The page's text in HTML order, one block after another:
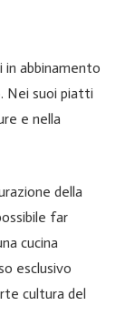
in abbinamento
Nei suoi piatti
e nella
della
far
cucina
esclusivo
cultura del